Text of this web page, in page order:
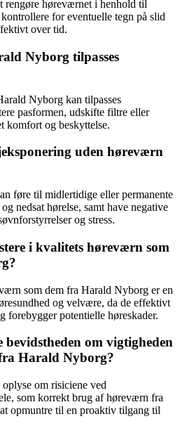
rengøre høreværnet i henhold til
for eventuelle tegn på slid
over tid.
Nyborg tilpasses
Nyborg kan tilpasses
pasformen, udskifte filtre eller
komfort og beskyttelse.
uden høreværn
føre til midlertidige eller permanente
nedsat hørelse, samt have negative
og stress.
i kvalitets høreværn som
som dem fra Harald Nyborg er en
og velvære, da de effektivt
forebygger potentielle høreskader.
om vigtigheden
Harald Nyborg?
om risiciene ved
som korrekt brug af høreværn fra
opmuntre til en proaktiv tilgang til